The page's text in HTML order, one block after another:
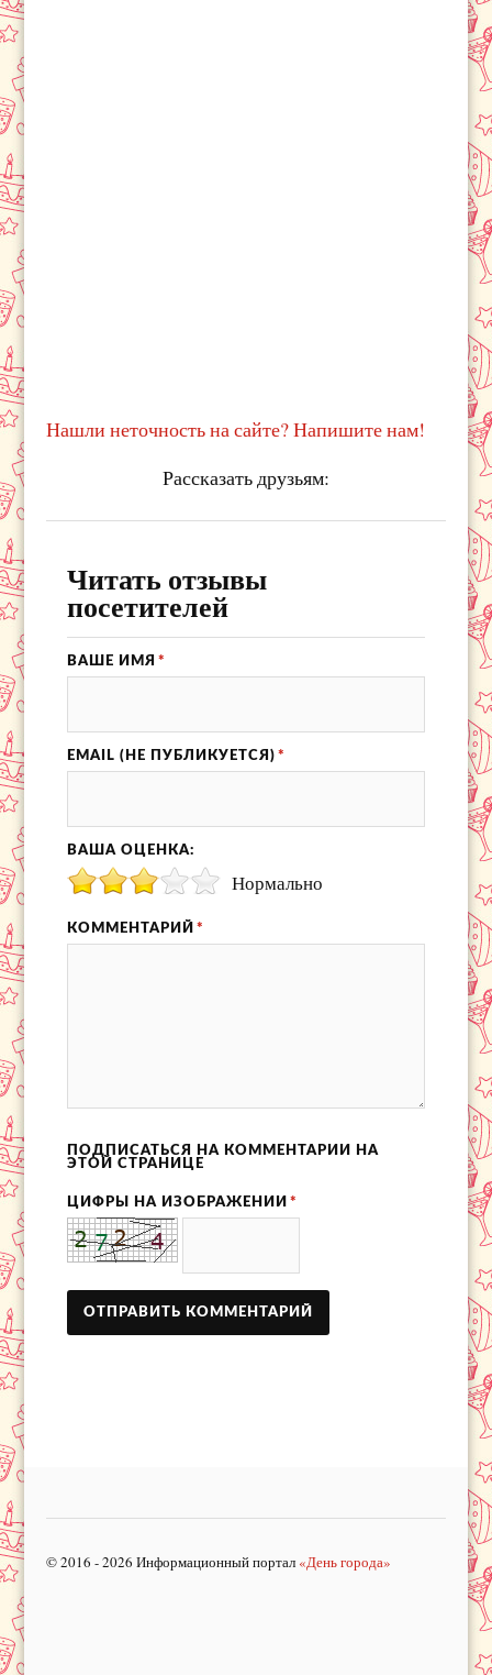
Нашли неточность на сайте? Напишите нам!
Рассказать друзьям:
Читать отзывы
посетителей
ВАШЕ ИМЯ *
EMAIL (НЕ ПУБЛИКУЕТСЯ) *
ВАША ОЦЕНКА:
Нормально
КОММЕНТАРИЙ *
ПОДПИСАТЬСЯ НА КОММЕНТАРИИ НА
ЭТОЙ СТРАНИЦЕ
ЦИФРЫ НА ИЗОБРАЖЕНИИ *
© 2016 - 2026 Информационный портал «День города»